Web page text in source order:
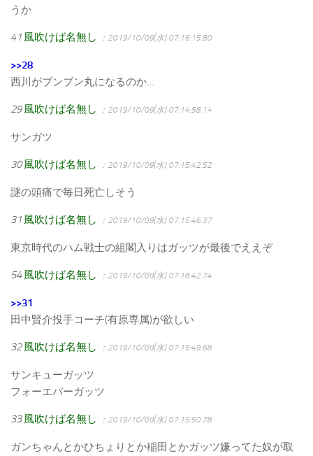
うか
41 風吹けば名無し ：2019/10/09(水) 07:16:15.80
>>28
西川がブンブン丸になるのか…
29 風吹けば名無し ：2019/10/09(水) 07:14:58.14
サンガツ
30 風吹けば名無し ：2019/10/09(水) 07:15:42.52
謎の頭痛で毎日死亡しそう
31 風吹けば名無し ：2019/10/09(水) 07:15:46.37
東京時代のハム戦士の組閣入りはガッツが最後でええぞ
54 風吹けば名無し ：2019/10/09(水) 07:18:42.74
>>31
田中賢介投手コーチ(有原専属)が欲しい
32 風吹けば名無し ：2019/10/09(水) 07:15:49.68
サンキューガッツ
フォーエバーガッツ
33 風吹けば名無し ：2019/10/09(水) 07:15:50.78
ガンちゃんとかひちょりとか稲田とかガッツ嫌ってた奴が取